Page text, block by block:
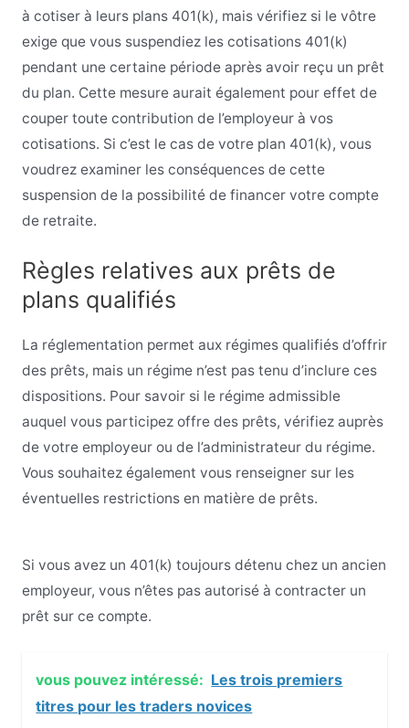
à cotiser à leurs plans 401(k), mais vérifiez si le vôtre
exige que vous suspendiez les cotisations 401(k)
pendant une certaine période après avoir reçu un prêt
du plan. Cette mesure aurait également pour effet de
couper toute contribution de l’employeur à vos
cotisations. Si c’est le cas de votre plan 401(k), vous
voudrez examiner les conséquences de cette
suspension de la possibilité de financer votre compte
de retraite.
Règles relatives aux prêts de
plans qualifiés
La réglementation permet aux régimes qualifiés d’offrir
des prêts, mais un régime n’est pas tenu d’inclure ces
dispositions. Pour savoir si le régime admissible
auquel vous participez offre des prêts, vérifiez auprès
de votre employeur ou de l’administrateur du régime.
Vous souhaitez également vous renseigner sur les
éventuelles restrictions en matière de prêts.
Si vous avez un 401(k) toujours détenu chez un ancien
employeur, vous n’êtes pas autorisé à contracter un
prêt sur ce compte.
vous pouvez intéressé: Les trois premiers
titres pour les traders novices